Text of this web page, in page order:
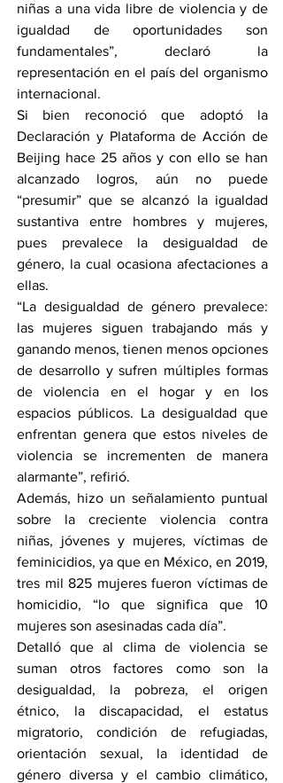
niñas a una vida libre de violencia y de
igualdad de oportunidades son
fundamentales”, declaró la
representación en el país del organismo
internacional.
Si bien reconoció que adoptó la
Declaración y Plataforma de Acción de
Beijing hace 25 años y con ello se han
alcanzado logros, aún no puede
“presumir” que se alcanzó la igualdad
sustantiva entre hombres y mujeres,
pues prevalece la desigualdad de
género, la cual ocasiona afectaciones a
ellas.
“La desigualdad de género prevalece:
las mujeres siguen trabajando más y
ganando menos, tienen menos opciones
de desarrollo y sufren múltiples formas
de violencia en el hogar y en los
espacios públicos. La desigualdad que
enfrentan genera que estos niveles de
violencia se incrementen de manera
alarmante”, refirió.
Además, hizo un señalamiento puntual
sobre la creciente violencia contra
niñas, jóvenes y mujeres, víctimas de
feminicidios, ya que en México, en 2019,
tres mil 825 mujeres fueron víctimas de
homicidio, “lo que significa que 10
mujeres son asesinadas cada día”.
Detalló que al clima de violencia se
suman otros factores como son la
desigualdad, la pobreza, el origen
étnico, la discapacidad, el estatus
migratorio, condición de refugiadas,
orientación sexual, la identidad de
género diversa y el cambio climático,